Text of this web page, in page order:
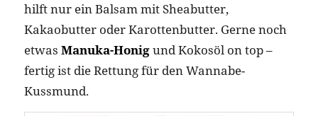
hilft nur ein Balsam mit Sheabutter,
Kakaobutter oder Karottenbutter. Gerne noch
etwas Manuka-Honigund Kokosöl on top –
fertig ist die Rettung für den Wannabe-
Kussmund.